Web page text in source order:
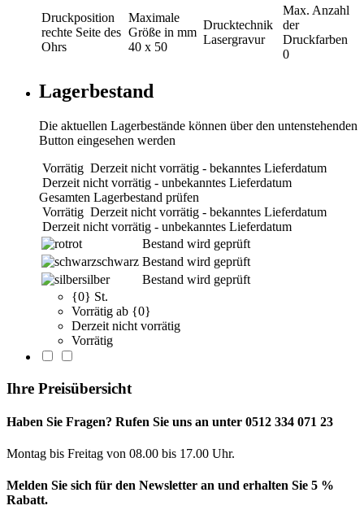
Druckposition
rechte Seite des
Ohrs
Maximale
Größe in mm
40 x 50
Drucktechnik
Lasergravur
Max. Anzahl
der
Druckfarben
0
Lagerbestand
Die aktuellen Lagerbestände können über den untenstehenden
Button eingesehen werden
Vorrätig Derzeit nicht vorrätig - bekanntes Lieferdatum
Derzeit nicht vorrätig - unbekanntes Lieferdatum
Gesamten Lagerbestand prüfen
Vorrätig Derzeit nicht vorrätig - bekanntes Lieferdatum
Derzeit nicht vorrätig - unbekanntes Lieferdatum
rot
Bestand wird geprüft
schwarz Bestand wird geprüft
silber
Bestand wird geprüft
{0} St.
Vorrätig ab {0}
Derzeit nicht vorrätig
Vorrätig
Ihre Preisübersicht
Haben Sie Fragen? Rufen Sie uns an unter 0512 334 071 23
Montag bis Freitag von 08.00 bis 17.00 Uhr.
Melden Sie sich für den Newsletter an und erhalten Sie 5 %
Rabatt.